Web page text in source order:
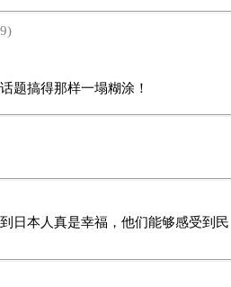
题搞得那样一塌糊涂！
本人真是幸福，他们能够感受到民